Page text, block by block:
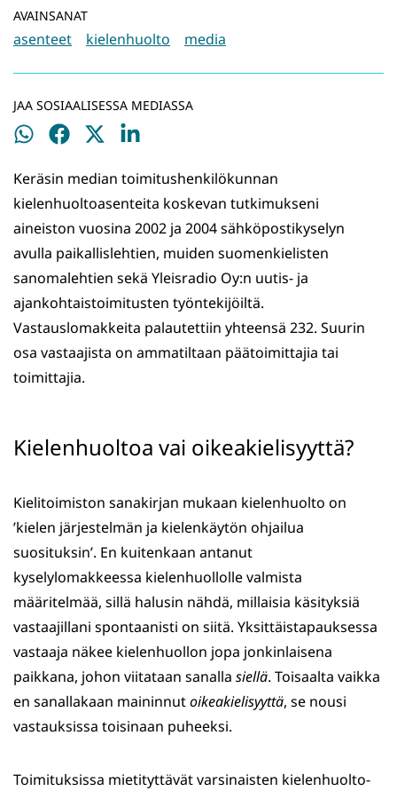
AVAINSANAT
asenteet kielenhuolto media
JAA SOSIAALISESSA MEDIASSA
Jaa
Jaa
Jaa
Jaa
Keräsin median toimitushenkilökunnan
kielenhuoltoasenteita koskevan tutkimukseni
aineiston vuosina 2002 ja 2004 sähköpostikyselyn
avulla paikallislehtien, muiden suomenkielisten
sanomalehtien sekä Yleisradio Oy:n uutis- ja
ajankohtaistoimitusten työntekijöiltä.
Vastauslomakkeita palautettiin yhteensä 232. Suurin
osa vastaajista on ammatiltaan päätoimittajia tai
toimittajia.
Kielenhuoltoa vai oikeakielisyyttä?
Kielitoimiston sanakirjan mukaan kielenhuolto on
’kielen järjestelmän ja kielenkäytön ohjailua
suosituksin’. En kuitenkaan antanut
kyselylomakkeessa kielenhuollolle valmista
määritelmää, sillä halusin nähdä, millaisia käsityksiä
vastaajillani spontaanisti on siitä. Yksittäistapauksessa
vastaaja näkee kielenhuollon jopa jonkinlaisena
paikkana, johon viitataan sanalla siellä. Toisaalta vaikka
en sanallakaan maininnutoikeakielisyyttä, se nousi
vastauksissa toisinaan puheeksi.
Toimituksissa mietityttävät varsinaisten kielenhuolto-